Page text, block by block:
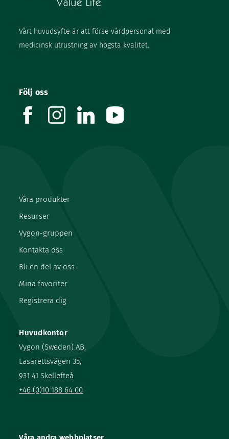
Vårt huvudsyfte är att förse vårdpersonal med
medicinsk utrustning av högsta kvalitet.
Huvudkontor
Vygon (Sweden) AB,
Lasarettsvägen 35,
931 41 Skellefteå
+46 (0)10 188 64 00
Våra produkter
Resurser
Vygon-gruppen
Kontakta oss
Bli en del av oss
Mina favoriter
Registrera dig
Följ oss
facebookinstagramlinkedin